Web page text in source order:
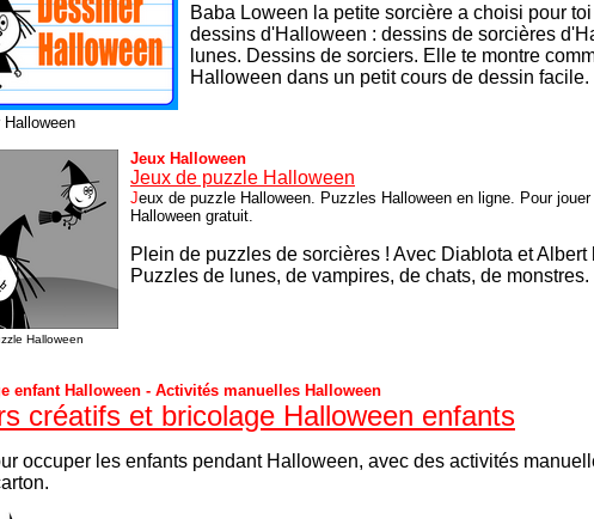
Halloween
Baba Loween la petite sorcière a choisi pour
dessins d'Halloween : dessins de sorcières
lunes. Dessins de sorciers. Elle te montre
Halloween dans un petit cours de dessin facile.
Halloween
Jeux Halloween
Jeux de puzzle Halloween
Jeux de puzzle Halloween. Puzzles Halloween en ligne. Pour
Halloween gratuit.
Plein de puzzles de sorcières ! Avec Diablota et Albert
Puzzles de lunes, de vampires, de chats, de monstres.
enfant Halloween - Activités manuelles Halloween
créatifs et bricolage Halloween enfants
occuper les enfants pendant Halloween, avec des activités